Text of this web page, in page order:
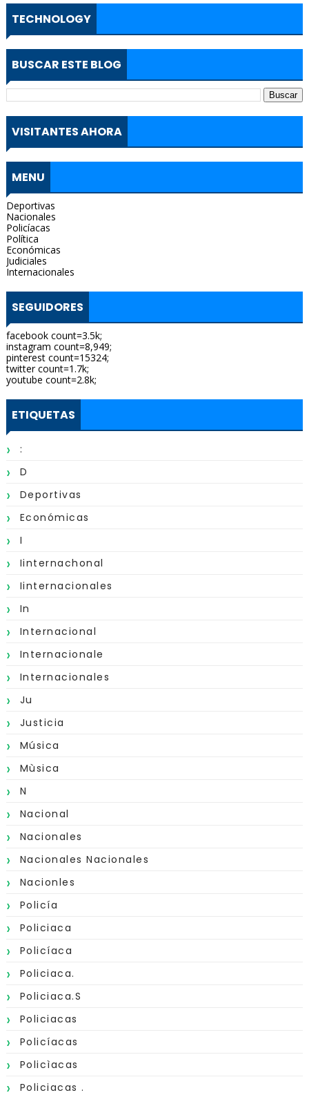
TECHNOLOGY
BUSCAR ESTE BLOG
VISITANTES AHORA
MENU
Deportivas
Nacionales
Policíacas
Política
Económicas
Judiciales
Internacionales
SEGUIDORES
facebook count=3.5k;
instagram count=8,949;
pinterest count=15324;
twitter count=1.7k;
youtube count=2.8k;
ETIQUETAS
:
D
Deportivas
Económicas
I
Iinternachonal
Iinternacionales
In
Internacional
Internacionale
Internacionales
Ju
Justicia
Música
Mùsica
N
Nacional
Nacionales
Nacionales Nacionales
Nacionles
Policía
Policiaca
Policíaca
Policiaca.
Policiaca.s
Policiacas
Policíacas
Policìacas
Policiacas .